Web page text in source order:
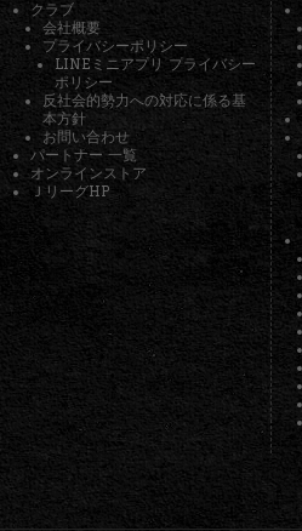
クラブ
会社概要
プライバシーポリシー
LINEミニアプリ プライバシー
ポリシー
反社会的勢力への対応に係る基
本方針
お問い合わせ
パートナー 一覧
オンラインストア
ＪリーグHP